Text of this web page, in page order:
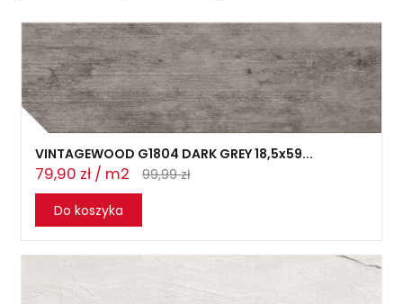
VINTAGEWOOD G1804 DARK GREY 18,5x59...
79,90 zł / m2
99,99 zł
Do koszyka